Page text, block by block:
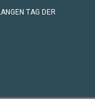
TAG DER